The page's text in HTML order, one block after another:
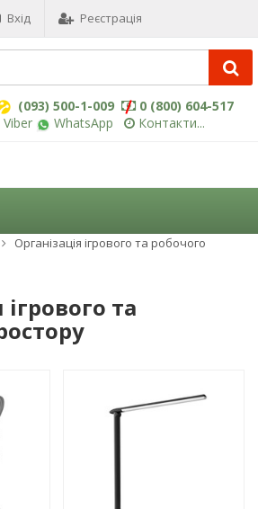
Вхід Реєстрація
(093) 500-1-009
0 (800) 604-517
Viber WhatsApp Контакти...
Організація ігрового та робочого
ігрового та